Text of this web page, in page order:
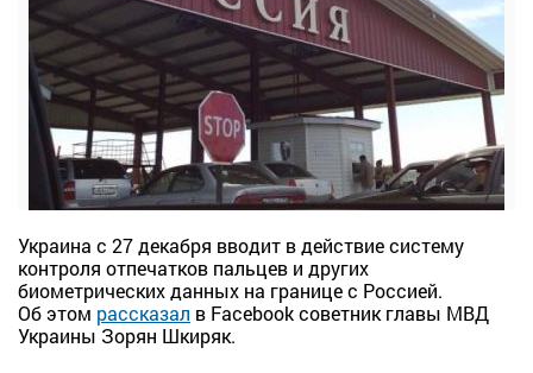
Украина с 27 декабря вводит в действие систему
контроля отпечатков пальцев и других
биометрических данных на границе с Россией.
Об этом рассказал в Facebook советник главы МВД
Украины Зорян Шкиряк.